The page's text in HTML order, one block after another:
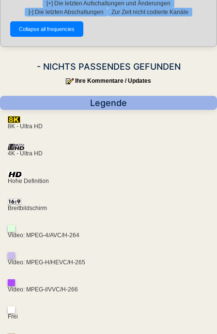
[+] Die letzten Aufschaltungen und Änderungen
[-] Die letzten Abschaltungen
Zur Zeit nicht codierte Kanäle
- NICHTS PASSENDES GEFUNDEN
Ihre Kommentare / Updates
Legende
8K - Ultra HD
4K - Ultra HD
Hohe Definition
Breitbildschirm
Video: MPEG-4/AVC/H-264
Video: MPEG-H/HEVC/H-265
Video: MPEG-I/VVC/H-266
Frei